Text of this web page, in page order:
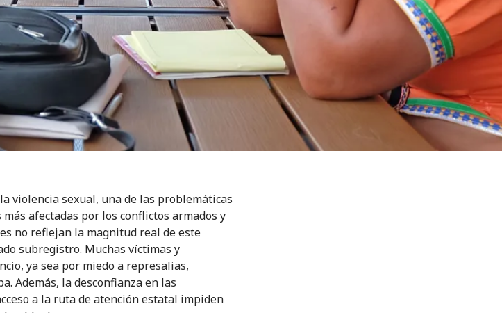
violencia sexual, una de las problemáticas
afectadas por los conflictos armados y
no reflejan la magnitud real de este
subregistro. Muchas víctimas y
ya sea por miedo a represalias,
Además, la desconfianza en las
a la ruta de atención estatal impiden